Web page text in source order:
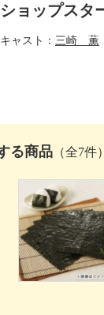
ショップスタ
キャスト 三崎 薫
る商品 （全7件）